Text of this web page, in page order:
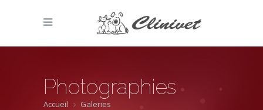
Photographies
Accueil Galeries